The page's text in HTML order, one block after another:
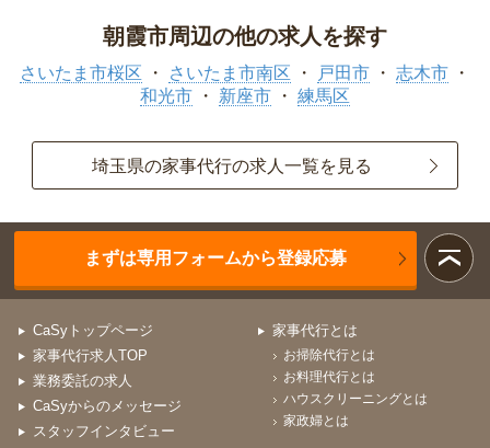
朝霞市周辺の他の求人を探す
さいたま市桜区 さいたま市南区 戸田市
志木市
和光市
新座市 練馬区
埼玉県の家事代行の求人一覧を見る
まずは専用フォームから登録応募
CaSyトップページ
家事代行求人TOP
業務委託の求人
CaSyからのメッセージ
スタッフインタビュー
家事代行とは
お掃除代行とは
お料理代行とは
ハウスクリーニングとは
家政婦とは